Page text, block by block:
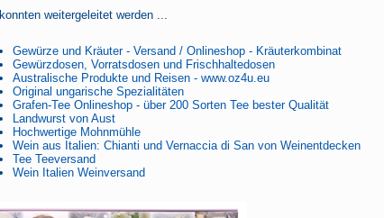
konnten weitergeleitet werden ...
Gewürze und Kräuter - Versand / Onlineshop - Kräuterkombinat
Gewürzdosen, Vorratsdosen und Frischhaltedosen
Australische Produkte und Reisen - www.oz4u.eu
Original ungarische Spezialitäten
Grafen-Tee Onlineshop - über 200 Sorten Tee bester Qualität
Landwurst von Aust
Hochwertige Mohnmühle
Wein aus Italien: Chianti und Vernaccia di San von Weinentdecken
Tee Teeversand
Wein Italien Weinversand